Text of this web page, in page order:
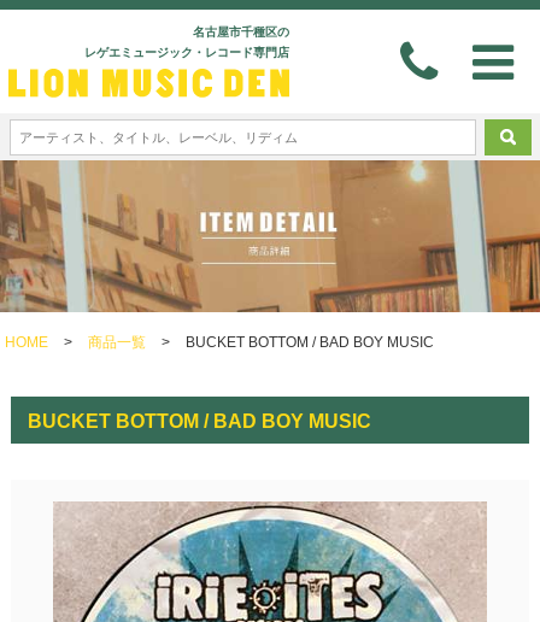
名古屋市千種区の
レゲエミュージック・レコード専門店
HOME > 商品一覧 > BUCKET BOTTOM / BAD BOY MUSIC
BUCKET BOTTOM / BAD BOY MUSIC